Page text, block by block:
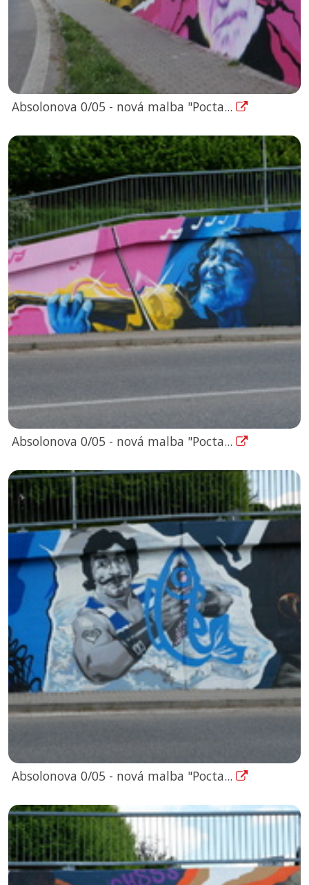
Absolonova 0/05 - nová malba "Pocta...
Absolonova 0/05 - nová malba "Pocta...
Absolonova 0/05 - nová malba "Pocta...